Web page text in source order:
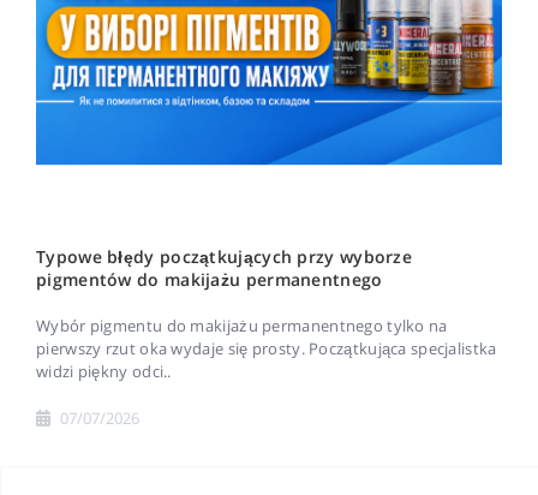
Typowe błędy początkujących przy wyborze
pigmentów do makijażu permanentnego
Wybór pigmentu do makijażu permanentnego tylko na
pierwszy rzut oka wydaje się prosty. Początkująca specjalistka
widzi piękny odci..
07/07/2026